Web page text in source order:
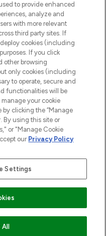
HINZUFÜGEN54 80538 Munich
to provide enhanced
analyze and
with more relevant
third party sites. If
cookies (including
If you click
other browsing
only cookies (including
to operate, secure and
functionalities will be
your cookie
by clicking the “Manage
By using this site or
or "Manage Cookie
our Privacy Policy
Settings